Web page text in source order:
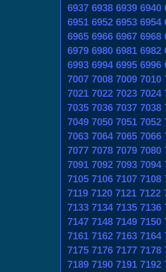
6937 6938 6939 6940
6951 6952 6953 6954
6965 6966 6967 6968
6979 6980 6981 6982
6993 6994 6995 6996
7007 7008 7009 7010
7021 7022 7023 7024
7035 7036 7037 7038
7049 7050 7051 7052
7063 7064 7065 7066
7077 7078 7079 7080
7091 7092 7093 7094
7105 7106 7107 7108
7119 7120 7121 7122
7133 7134 7135 7136
7147 7148 7149 7150
7161 7162 7163 7164
7175 7176 7177 7178
7189 7190 7191 7192